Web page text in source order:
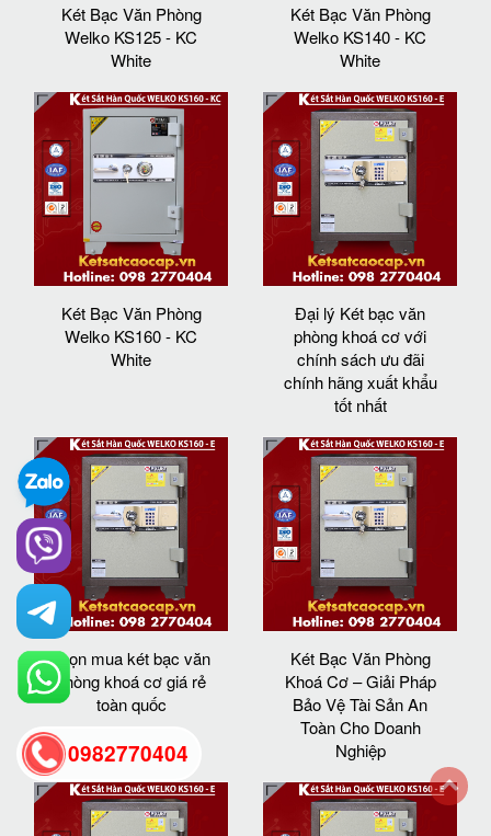
Két Bạc Văn Phòng
Welko KS125 - KC
White
Két Bạc Văn Phòng
Welko KS140 - KC
White
Két Bạc Văn Phòng
Welko KS160 - KC
White
Đại lý Két bạc văn
phòng khoá cơ với
chính sách ưu đãi
chính hãng xuất khẩu
tốt nhất
chọn mua két bạc văn
phòng khoá cơ giá rẻ
toàn quốc
Két Bạc Văn Phòng
Khoá Cơ – Giải Pháp
Bảo Vệ Tài Sản An
Toàn Cho Doanh
Nghiệp
0982770404